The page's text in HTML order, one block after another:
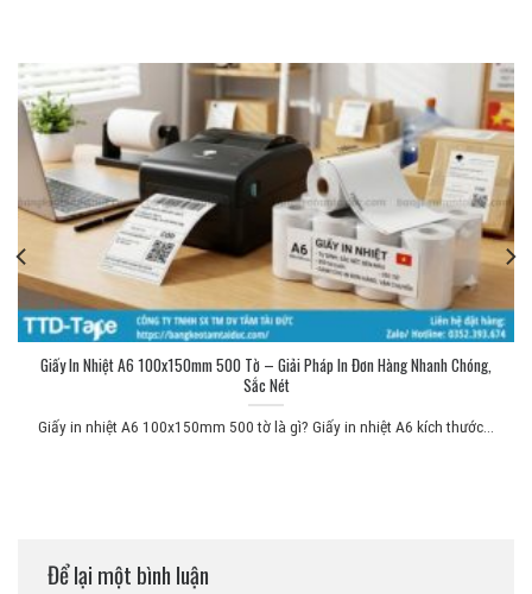
Giấy In Nhiệt A6 100x150mm 500 Tờ – Giải Pháp In Đơn Hàng Nhanh Chóng,
Sắc Nét
Giấy in nhiệt A6 100x150mm 500 tờ là gì? Giấy in nhiệt A6 kích thước...
Để lại một bình luận